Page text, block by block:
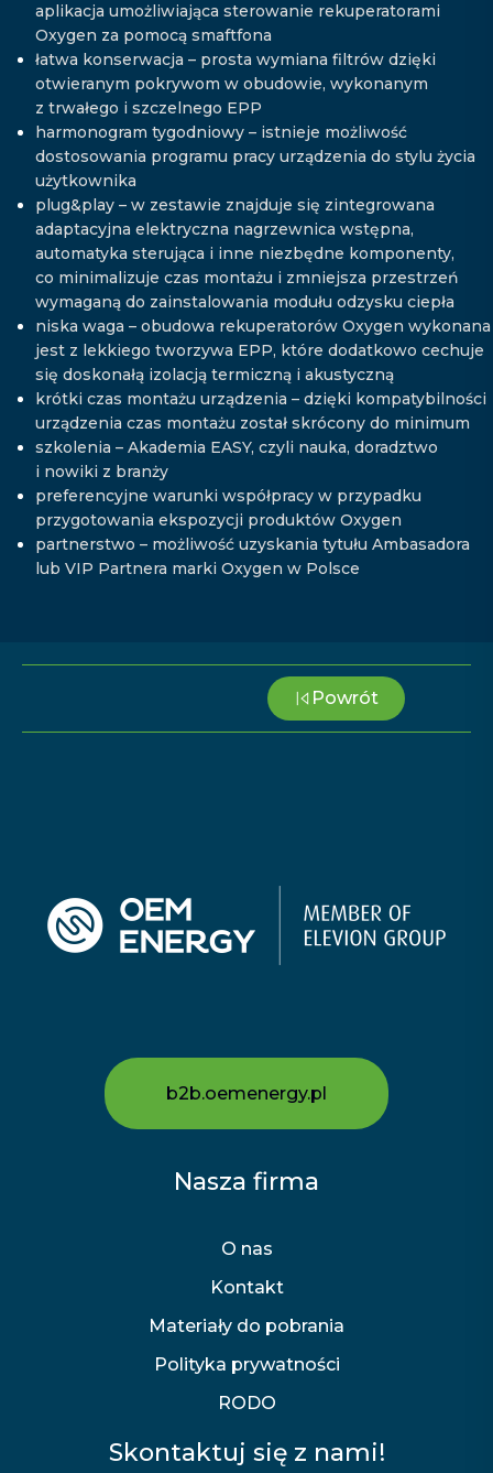
aplikacja umożliwiająca sterowanie rekuperatorami
Oxygen za pomocą smaftfona
łatwa konserwacja – prosta wymiana filtrów dzięki
otwieranym pokrywom w obudowie, wykonanym
z trwałego i szczelnego EPP
harmonogram tygodniowy – istnieje możliwość
dostosowania programu pracy urządzenia do stylu życia
użytkownika
plug&play – w zestawie znajduje się zintegrowana
adaptacyjna elektryczna nagrzewnica wstępna,
automatyka sterująca i inne niezbędne komponenty,
co minimalizuje czas montażu i zmniejsza przestrzeń
wymaganą do zainstalowania modułu odzysku ciepła
niska waga – obudowa rekuperatorów Oxygen wykonana
jest z lekkiego tworzywa EPP, które dodatkowo cechuje
się doskonałą izolacją termiczną i akustyczną
krótki czas montażu urządzenia – dzięki kompatybilności
urządzenia czas montażu został skrócony do minimum
szkolenia – Akademia EASY, czyli nauka, doradztwo
i nowiki z branży
preferencyjne warunki współpracy w przypadku
przygotowania ekspozycji produktów Oxygen
partnerstwo – możliwość uzyskania tytułu Ambasadora
lub VIP Partnera marki Oxygen w Polsce
Powrót
b2b.oemenergy.pl
Nasza firma
O nas
Kontakt
Materiały do pobrania
Polityka prywatności
RODO
Skontaktuj się z nami!